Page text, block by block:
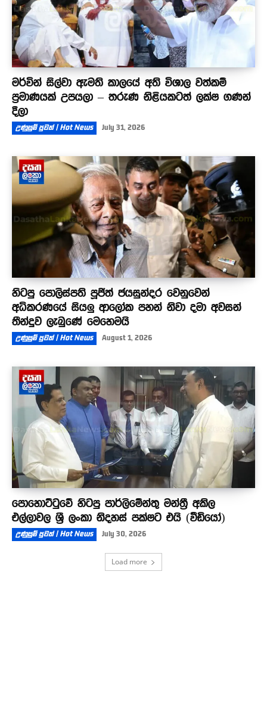
මර්වින් සිල්වා ඇමති කාලයේ අති විශාල වත්කම්
ප්‍රමාණයක් උපයලා – තරුණ නිළියකටත් ලක්ෂ ගණන්
දීලා
උණුසුම් පුවත් | Hot News July 31, 2026
හිටපු පොලිස්පති පූජිත් ජයසුන්දර වෙනුවෙන්
අධිකරණයේ සියලු ආලෝක පහන් නිවා දමා අවසන්
තීන්දුව ලැබුණේ මෙහෙමයි
උණුසුම් පුවත් | Hot News August 1, 2026
පොහොට්ටුවේ හිටපු පාර්ලිමේන්තු මන්ත්‍රී අකිල
එල්ලාවල ශ්‍රී ලංකා නිදහස් පක්ෂට එයි (වීඩියෝ)
උණුසුම් පුවත් | Hot News July 30, 2026
Load more